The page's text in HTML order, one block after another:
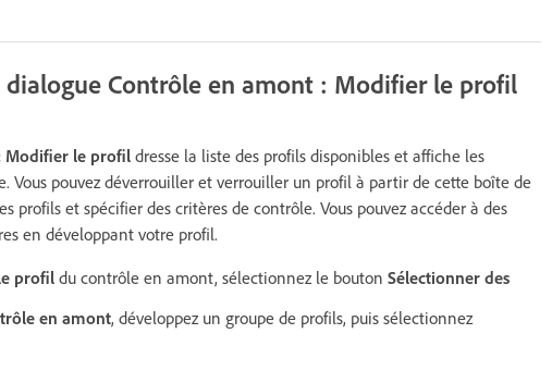
Contrôle en amont : Modifier le profil
Modifier le profildresse la liste des profils disponibles et affiche les
Vous pouvez déverrouiller et verrouiller un profil à partir de cette boîte de
profils et spécifier des critères de contrôle. Vous pouvez accéder à des
en développant votre profil.
profil du contrôle en amont, sélectionnez le bouton Sélectionner des
en amont, développez un groupe de profils, puis sélectionnez